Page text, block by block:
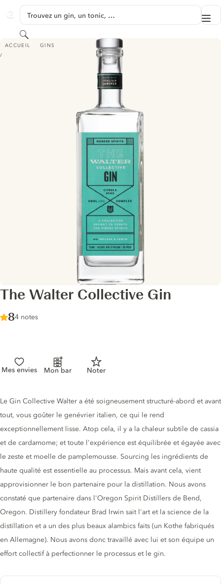
GINVENTORY
Trouvez un gin, un tonic, …
Rechercher
ACCUEIL GINS
THE WALTER COLLECTIVE GIN
The Walter Collective Gin
Score :
8/ 10
4 notes
Mes envies Mon bar Noter
Description du gin
Le Gin Collective Walter a été soigneusement structuré-abord et avant
tout, vous goûter le genévrier italien, ce qui le rend
exceptionnellement lisse. Atop cela, il y a la chaleur subtile de cassia
et de cardamome; et toute l'expérience est équilibrée et égayée avec
le zeste et moelle de pamplemousse. Sourcing les ingrédients de
haute qualité est essentielle au processus. Mais avant cela, vient
approvisionner le bon partenaire pour la distillation. Nous avons
constaté que partenaire dans l'Oregon Spirit Distillers de Bend,
Oregon. Distillery fondateur Brad Irwin sait l'art et la science de la
distillation et a un des plus beaux alambics faits (un Kothe fabriqués
en Allemagne). Nous avons donc travaillé avec lui et son équipe un
effort collectif à perfectionner le processus et le gin.